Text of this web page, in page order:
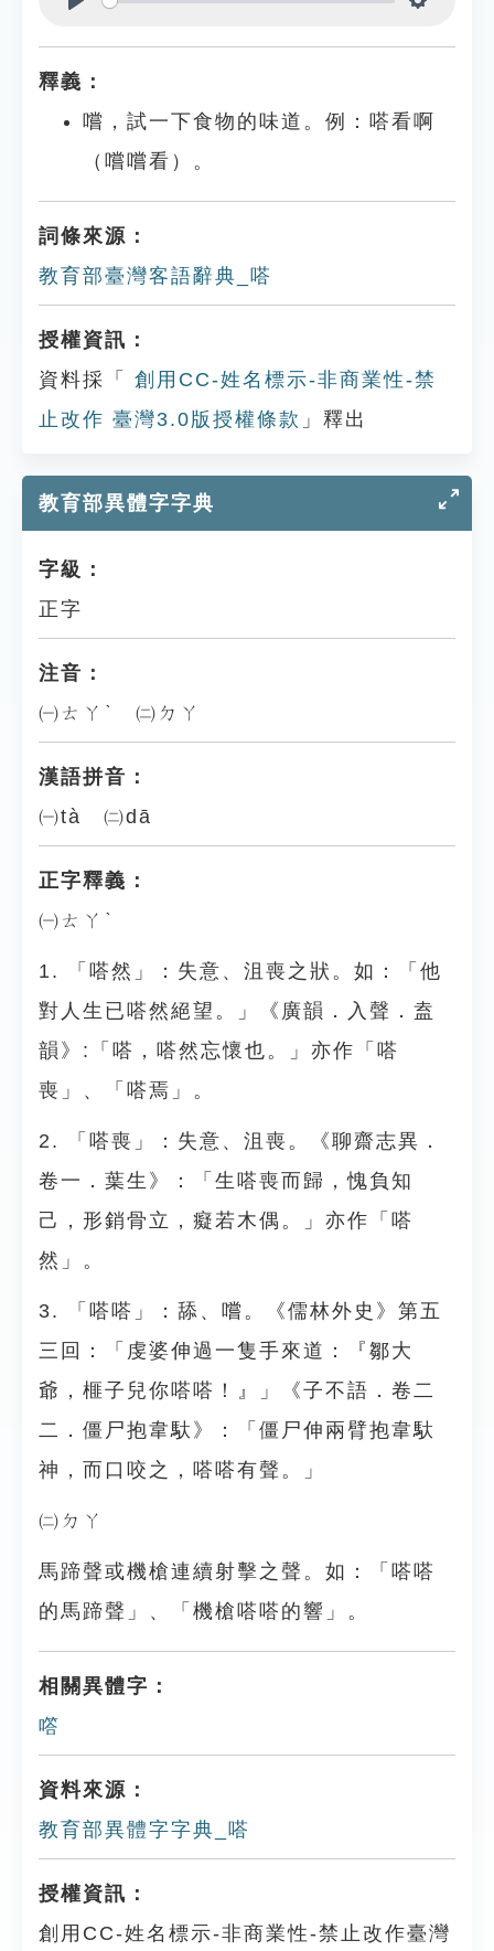
釋義：
嚐，試一下食物的味道。例：嗒看啊
（嚐嚐看）。
詞條來源：
教育部臺灣客語辭典_嗒
授權資訊：
資料採「
創用CC-姓名標示-非商業性-禁
止改作 臺灣3.0版授權條款 」釋出
教育部異體字字典
字級：
正字
注音：
㈠ㄊㄚˋ ㈡ㄉㄚ
漢語拼音：
㈠tà ㈡dā
正字釋義：
㈠ㄊㄚˋ
1. 「嗒然」：失意、沮喪之狀。如：「他
對人生已嗒然絕望。」《廣韻．入聲．盍
韻》:「嗒，嗒然忘懷也。」亦作「嗒
喪」、「嗒焉」。
2. 「嗒喪」：失意、沮喪。《聊齋志異．
卷一．葉生》：「生嗒喪而歸，愧負知
己，形銷骨立，癡若木偶。」亦作「嗒
然」。
3. 「嗒嗒」：舔、嚐。《儒林外史》第五
三回：「虔婆伸過一隻手來道：『鄒大
爺，榧子兒你嗒嗒！』」《子不語．卷二
二．僵尸抱韋馱》：「僵尸伸兩臂抱韋馱
神，而口咬之，嗒嗒有聲。」
㈡ㄉㄚ
馬蹄聲或機槍連續射擊之聲。如：「嗒嗒
的馬蹄聲」、「機槍嗒嗒的響」。
相關異體字：
㗳
資料來源：
教育部異體字字典_嗒
授權資訊：
創用CC-姓名標示-非商業性-禁止改作臺灣